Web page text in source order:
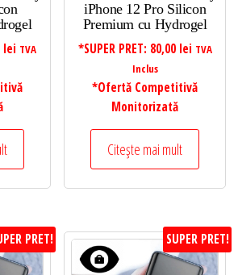
lei TVA
iPhone 12 Pro Silicon
Premium cu Hydrogel
*SUPER PRET: 80,00 lei TVA
Inclus
*Ofertă Competitivă
Monitorizată
Citește mai mult
PRET! SUPER PRET!